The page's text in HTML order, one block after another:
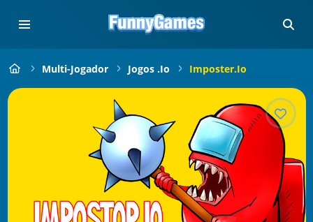
Multi-Jogador Jogos .io Imposter.io